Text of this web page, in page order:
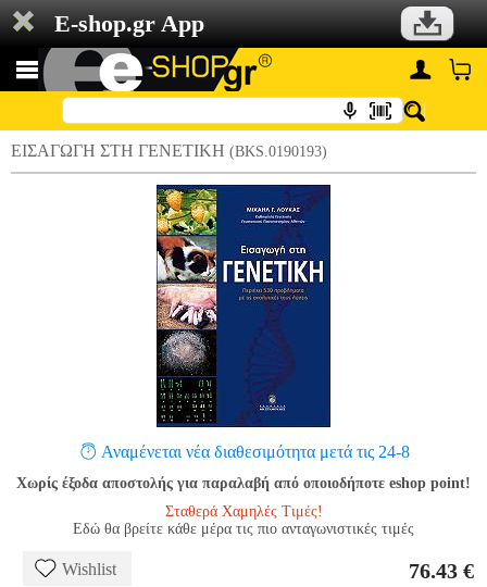
E-shop.gr App
ΕΙΣΑΓΩΓΗ ΣΤΗ ΓΕΝΕΤΙΚΗ (BKS.0190193)
Αναμένεται νέα διαθεσιμότητα μετά τις 24-8
Χωρίς έξοδα αποστολής για παραλαβή από οποιοδήποτε eshop point!
Σταθερά Χαμηλές Τιμές!
Εδώ θα βρείτε κάθε μέρα τις πιο ανταγωνιστικές τιμές
Wishlist 76.43 €